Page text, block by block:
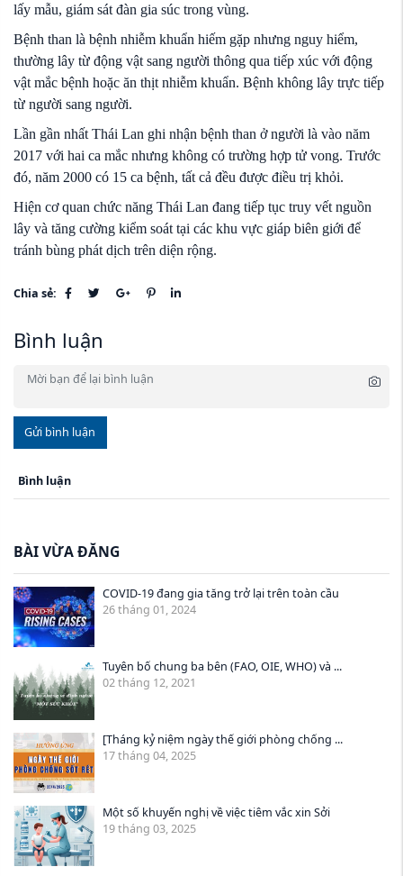
lấy mẫu, giám sát đàn gia súc trong vùng.
Bệnh than là bệnh nhiễm khuẩn hiếm gặp nhưng nguy hiểm,
thường lây từ động vật sang người thông qua tiếp xúc với động
vật mắc bệnh hoặc ăn thịt nhiễm khuẩn. Bệnh không lây trực tiếp
từ người sang người.
Lần gần nhất Thái Lan ghi nhận bệnh than ở người là vào năm
2017 với hai ca mắc nhưng không có trường hợp tử vong. Trước
đó, năm 2000 có 15 ca bệnh, tất cả đều được điều trị khỏi.
Hiện cơ quan chức năng Thái Lan đang tiếp tục truy vết nguồn
lây và tăng cường kiểm soát tại các khu vực giáp biên giới để
tránh bùng phát dịch trên diện rộng.
Chia sẻ:
Bình luận
Gửi bình luận
Bình luận
BÀI VỪA ĐĂNG
COVID-19 đang gia tăng trở lại trên toàn cầu
26 tháng 01, 2024
Tuyên bố chung ba bên (FAO, OIE, WHO) và ...
02 tháng 12, 2021
[Tháng kỷ niệm ngày thế giới phòng chống ...
17 tháng 04, 2025
Một số khuyến nghị về việc tiêm vắc xin Sởi
19 tháng 03, 2025